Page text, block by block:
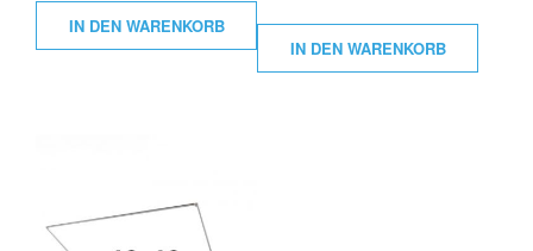
IN DEN WARENKORB
IN DEN WARENKORB